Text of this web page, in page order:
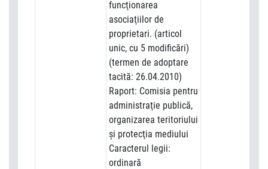
funcţionarea
asociaţiilor de
proprietari. (articol
unic, cu 5 modificări)
(termen de adoptare
tacită: 26.04.2010)
Raport: Comisia pentru
administraţie publică,
organizarea teritoriului
şi protecţia mediului
Caracterul legii:
ordinară